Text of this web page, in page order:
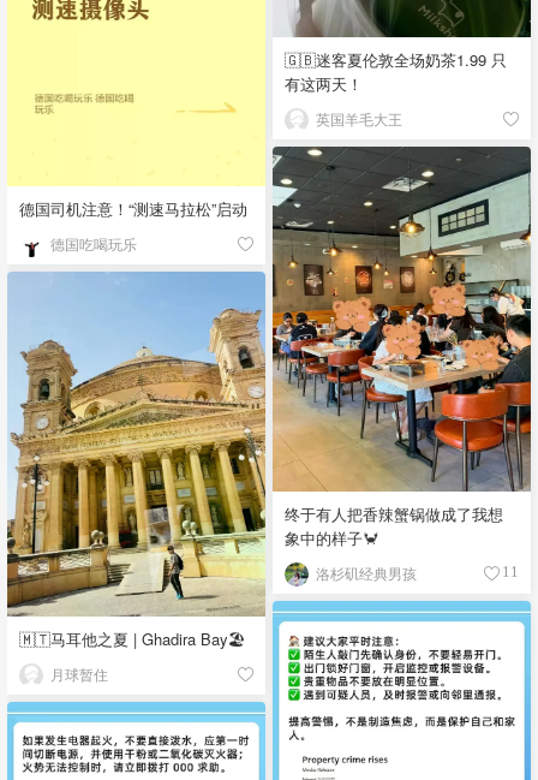
🇬🇧迷客夏伦敦全场奶茶1.99 只
有这两天！
英国羊毛大王
德国司机注意！“测速马拉松”启动
德国吃喝玩乐
终于有人把香辣蟹锅做成了我想
象中的样子🦀
洛杉矶经典男孩 11
🇲🇹马耳他之夏 | Ghadira Bay🏖️
月球暂住